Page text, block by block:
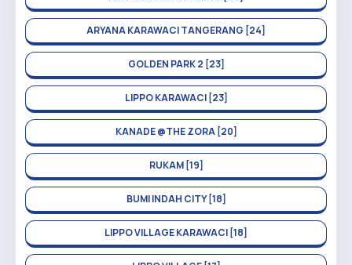
ARYANA KARAWACI TANGERANG [24]
GOLDEN PARK 2 [23]
LIPPO KARAWACI [23]
KANADE @THE ZORA [20]
RUKAM [19]
BUMI INDAH CITY [18]
LIPPO VILLAGE KARAWACI [18]